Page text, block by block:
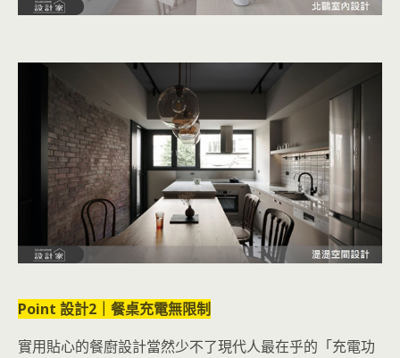
Point 設計2｜餐桌充電無限制
實用貼心的餐廚設計當然少不了現代人最在乎的「充電功